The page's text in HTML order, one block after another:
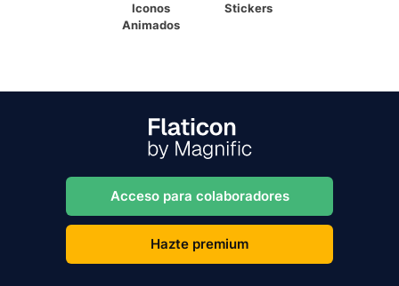
Iconos
Animados
Stickers
Acceso para colaboradores
Hazte premium